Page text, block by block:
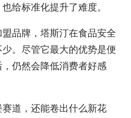
给标准化提升了难度。
品牌，塔斯汀在食品安全
。尽管它最大的优势是便
仍然会降低消费者好感
道，还能卷出什么新花